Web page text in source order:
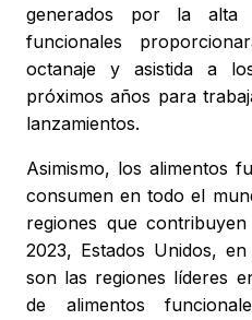
generados por la alta
funcionales
octanaje y asistida a
próximos años para
lanzamientos.
Asimismo, los alimentos
consumen en todo el
regiones que
2023, Estados Unidos,
son las regiones líderes
de alimentos